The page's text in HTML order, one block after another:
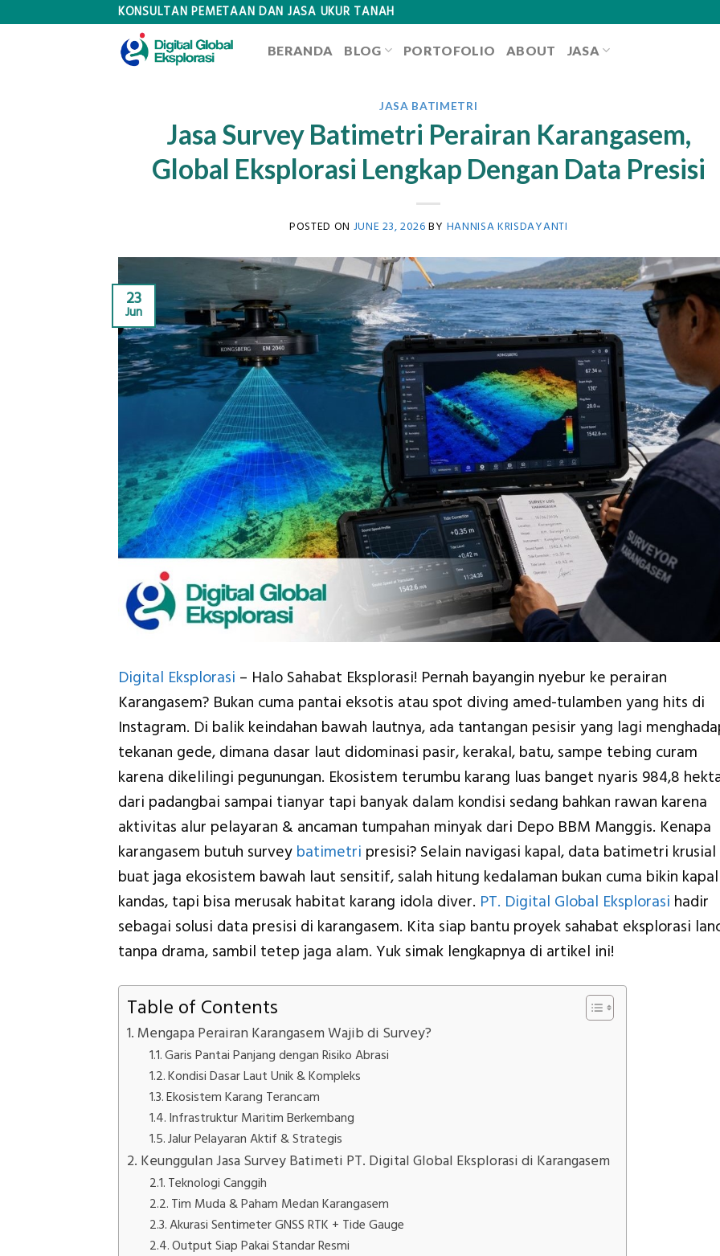
KONSULTAN PEMETAAN DAN JASA UKUR TANAH
BERANDA BLOG PORTOFOLIO ABOUT JASA
JASA BATIMETRI
Jasa Survey Batimetri Perairan Karangasem,
Global Eksplorasi Lengkap Dengan Data Presisi
POSTED ON JUNE 23, 2026 BY HANNISA KRISDAYANTI
23
Jun
Digital Eksplorasi – Halo Sahabat Eksplorasi! Pernah bayangin nyebur ke perairan
Karangasem? Bukan cuma pantai eksotis atau spot diving amed-tulamben yang hits di
Instagram. Di balik keindahan bawah lautnya, ada tantangan pesisir yang lagi
tekanan gede, dimana dasar laut didominasi pasir, kerakal, batu, sampe tebing curam
karena dikelilingi pegunungan. Ekosistem terumbu karang luas banget nyaris 984,8
dari padangbai sampai tianyar tapi banyak dalam kondisi sedang bahkan rawan karena
aktivitas alur pelayaran & ancaman tumpahan minyak dari Depo BBM Manggis. Kenapa
karangasem butuh survey batimetri presisi? Selain navigasi kapal, data batimetri krusial
buat jaga ekosistem bawah laut sensitif, salah hitung kedalaman bukan cuma bikin kapal
kandas, tapi bisa merusak habitat karang idola diver. PT. Digital Global Eksplorasi hadir
sebagai solusi data presisi di karangasem. Kita siap bantu proyek sahabat eksplorasi
tanpa drama, sambil tetep jaga alam. Yuk simak lengkapnya di artikel ini!
Table of Contents
Mengapa Perairan Karangasem Wajib di Survey?
Garis Pantai Panjang dengan Risiko Abrasi
Kondisi Dasar Laut Unik & Kompleks
Ekosistem Karang Terancam
Infrastruktur Maritim Berkembang
Jalur Pelayaran Aktif & Strategis
Keunggulan Jasa Survey Batimeti PT. Digital Global Eksplorasi di Karangasem
Teknologi Canggih
Tim Muda & Paham Medan Karangasem
Akurasi Sentimeter GNSS RTK + Tide Gauge
Output Siap Pakai Standar Resmi